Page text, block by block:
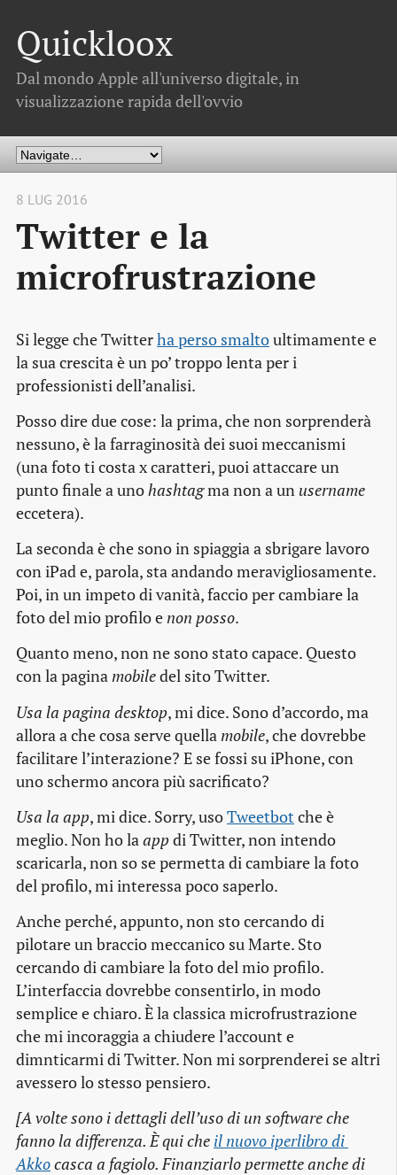
Quickloox
Dal mondo Apple all'universo digitale, in
visualizzazione rapida dell'ovvio
8 LUG 2016
Twitter e la
microfrustrazione
Si legge che Twitterha perso smaltoultimamente e
la sua crescita è un po’ troppo lenta per i
professionisti dell’analisi.
Posso dire due cose: la prima, che non sorprenderà
nessuno, è la farraginosità dei suoi meccanismi
(una foto ti costa x caratteri, puoi attaccare un
punto finale a unohashtagma non a un username
eccetera).
La seconda è che sono in spiaggia a sbrigare lavoro
con iPad e, parola, sta andando meravigliosamente.
Poi, in un impeto di vanità, faccio per cambiare la
foto del mio profilo enon posso.
Quanto meno, non ne sono stato capace. Questo
con la paginamobiledel sito Twitter.
Usa la pagina desktop, mi dice. Sono d’accordo, ma
allora a che cosa serve quella mobile, che dovrebbe
facilitare l’interazione? E se fossi su iPhone, con
uno schermo ancora più sacrificato?
Usa la app, mi dice. Sorry, usoTweetbot che è
meglio. Non ho la appdi Twitter, non intendo
scaricarla, non so se permetta di cambiare la foto
del profilo, mi interessa poco saperlo.
Anche perché, appunto, non sto cercando di
pilotare un braccio meccanico su Marte. Sto
cercando di cambiare la foto del mio profilo.
L’interfaccia dovrebbe consentirlo, in modo
semplice e chiaro. È la classica microfrustrazione
che mi incoraggia a chiudere l’account e
dimnticarmi di Twitter. Non mi sorprenderei se altri
avessero lo stesso pensiero.
[A volte sono i dettagli dell’uso di un software che
fanno la differenza. È qui che il nuovo iperlibro di
Akkocasca a fagiolo. Finanziarlo permette anche di